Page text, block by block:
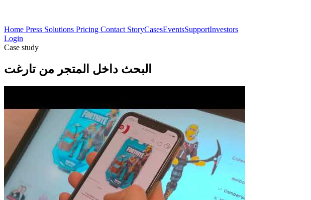
Home Press Solutions Pricing Contact StoryCasesEventsSupportInvestors
Login
Case study
البحث داخل المتجر من تارغت